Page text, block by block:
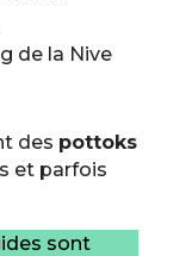
de la Nive
des pottoks
et parfois
sont